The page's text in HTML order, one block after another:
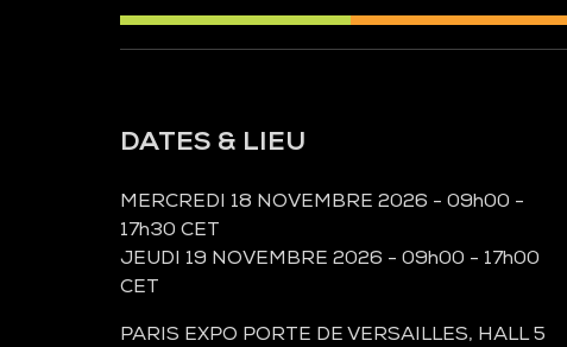
DATES & LIEU
MERCREDI 18 NOVEMBRE 2026 - 09h00 -
17h30 CET
JEUDI 19 NOVEMBRE 2026 - 09h00 - 17h00
CET
PARIS EXPO PORTE DE VERSAILLES, HALL 5